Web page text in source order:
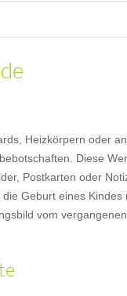
Heizkörpern oder
Diese
Postkarten oder
Geburt eines
vom